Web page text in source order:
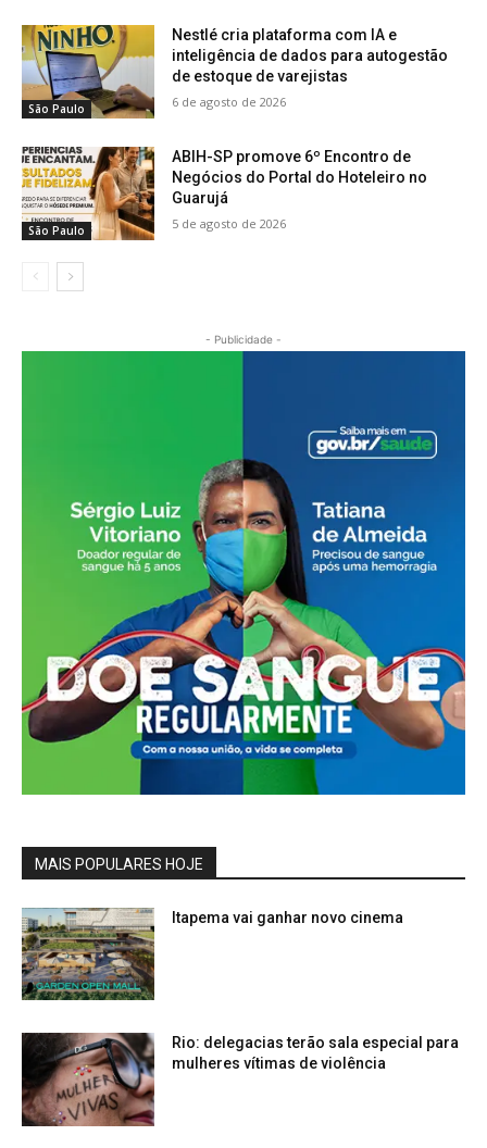
São Paulo
Nestlé cria plataforma com IA e
inteligência de dados para autogestão
de estoque de varejistas
6 de agosto de 2026
São Paulo
ABIH-SP promove 6º Encontro de
Negócios do Portal do Hoteleiro no
Guarujá
5 de agosto de 2026
- Publicidade -
MAIS POPULARES HOJE
Itapema vai ganhar novo cinema
Rio: delegacias terão sala especial para
mulheres vítimas de violência